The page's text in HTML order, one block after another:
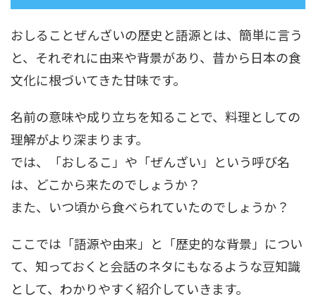
おしることぜんざいの歴史と語源とは、簡単に言う
と、それぞれに由来や背景があり、昔から日本の食
文化に根づいてきた甘味です。
名前の意味や成り立ちを知ることで、料理としての
理解がより深まります。
では、「おしるこ」や「ぜんざい」という呼び名
は、どこから来たのでしょうか？
また、いつ頃から食べられていたのでしょうか？
ここでは「語源や由来」と「歴史的な背景」につい
て、知っておくと会話のネタにもなるような豆知識
として、わかりやすく紹介していきます。